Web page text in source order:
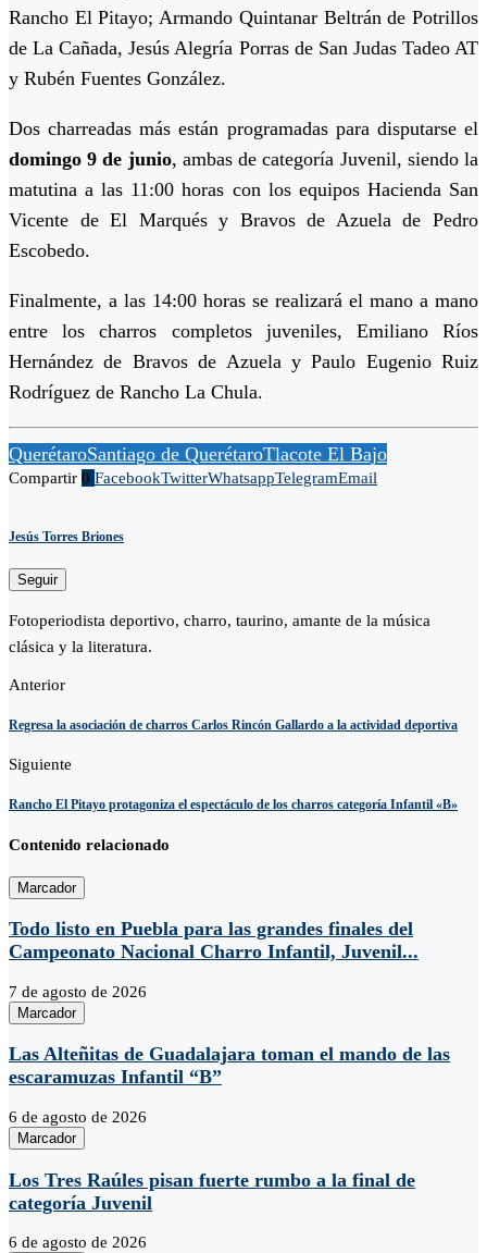
Rancho El Pitayo; Armando Quintanar Beltrán de Potrillos
de La Cañada, Jesús Alegría Porras de San Judas Tadeo AT
y Rubén Fuentes González.
Dos charreadas más están programadas para disputarse el
domingo 9 de junio, ambas de categoría Juvenil, siendo la
matutina a las 11:00 horas con los equipos Hacienda San
Vicente de El Marqués y Bravos de Azuela de Pedro
Escobedo.
Finalmente, a las 14:00 horas se realizará el mano a mano
entre los charros completos juveniles, Emiliano Ríos
Hernández de Bravos de Azuela y Paulo Eugenio Ruiz
Rodríguez de Rancho La Chula.
QuerétaroSantiago de QuerétaroTlacote El Bajo
Compartir 0 FacebookTwitterWhatsappTelegramEmail
Jesús Torres Briones
Seguir
Fotoperiodista deportivo, charro, taurino, amante de la música
clásica y la literatura.
Anterior
Regresa la asociación de charros Carlos Rincón Gallardo a la actividad deportiva
Siguiente
Rancho El Pitayo protagoniza el espectáculo de los charros categoría Infantil «B»
Contenido relacionado
Marcador
Todo listo en Puebla para las grandes finales del
Campeonato Nacional Charro Infantil, Juvenil...
7 de agosto de 2026
Marcador
Las Alteñitas de Guadalajara toman el mando de las
escaramuzas Infantil “B”
6 de agosto de 2026
Marcador
Los Tres Raúles pisan fuerte rumbo a la final de
categoría Juvenil
6 de agosto de 2026